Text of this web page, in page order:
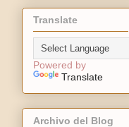
Translate
Powered by
Translate
Archivo del Blog